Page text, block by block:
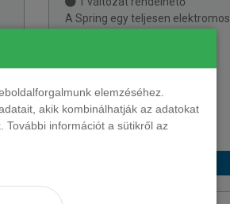
elemzéséhez.
akik kombinálhatják az adatokat
információt a sütikről az
A Spring egy teljesen elektromos
megoldásaival kitűnik a városi